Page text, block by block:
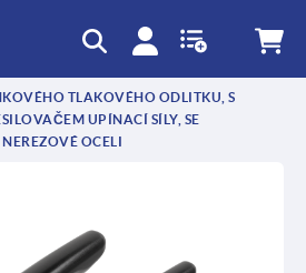
TLAKOVÉHO ODLITKU, S
UPÍNACÍ SÍLY, SE
OCELI